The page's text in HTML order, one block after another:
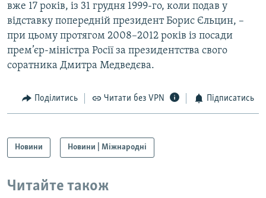
вже 17 років, із 31 грудня 1999-го, коли подав у
відставку попередній президент Борис Єльцин, –
при цьому протягом 2008–2012 років із посади
прем’єр-міністра Росії за президентства свого
соратника Дмитра Медведєва.
Поділитись Читати без VPN Підписатись
Новини Новини | Міжнародні
Читайте також